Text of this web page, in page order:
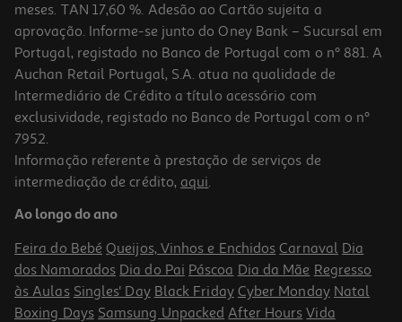
Recarga A4 Ancor Emboss Pautada 100 Folhas 90g
0.22 €/un
4,49 €
meses. TAN 17,60 %. Adesão ao Cartão sujeita a
aprovação. Informe-se junto do Oney Bank – Sucursal em
Portugal, registado no Banco de Portugal com o nº 881. A
Auchan Retail Portugal, S.A. atua na qualidade de
Intermediário de Crédito a título acessório com
exclusividade, registado no Banco de Portugal com o nº
7952.
Informação referente à prestação de serviços de
intermediação de crédito, aqui.
Ao longo do ano
Feira do Bebé Queijos, Vinhos e Enchidos Carnaval Dia
dos Namorados Dia do Pai Páscoa Dia da Mãe Regresso
às Aulas Singles' Day Black Friday Cyber Monday Natal
Boxing Days Samsung Unpacked After Hours Vida